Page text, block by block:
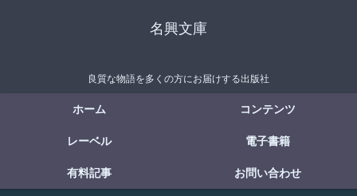
名興文庫
良質な物語を多くの方にお届けする出版社
ホーム コンテンツ
レーベル 電子書籍
有料記事 お問い合わせ